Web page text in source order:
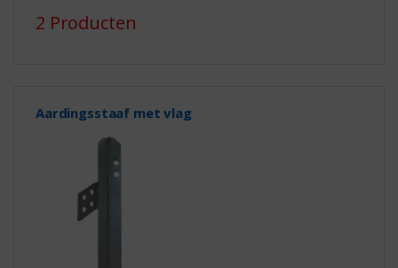
2 Producten
Aardingsstaaf met vlag